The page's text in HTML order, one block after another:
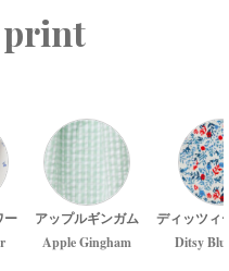
print
ー アップルギンガム
Apple Gingham
ディッツィ
Ditsy